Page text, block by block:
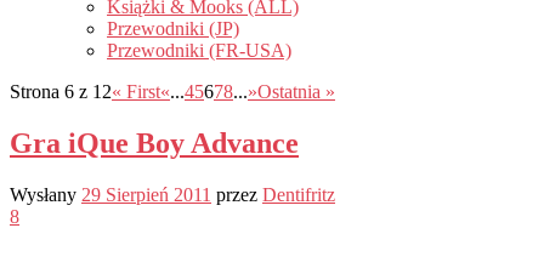
Książki & Mooks (ALL)
Przewodniki (JP)
Przewodniki (FR-USA)
Strona 6 z 12« First«...45678...»Ostatnia »
Gra iQue Boy Advance
Wysłany 29 Sierpień 2011 przez Dentifritz
8